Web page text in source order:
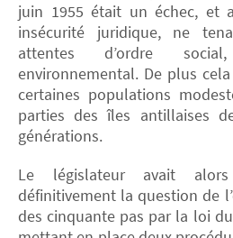
juin 1955 était un échec, et
insécurité juridique, ne
attentes d’ordre
environnemental. De plus
certaines populations
parties des îles antillaises
générations.
Le législateur avait
définitivement la question de
des cinquante pas par la loi